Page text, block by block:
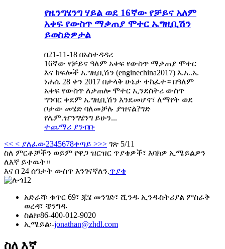
የዜንግሄንግ ሃይል ወደ 16ኛው የቻይና አለም
አቀፍ የውስጥ ማቃጠያ ሞተር ኤግዚቢሽን
ይወስድዎታል
በ21-11-18 በአስተዳዳሪ
16ኛው የቻይና ዓለም አቀፍ የውስጥ ማቃጠያ ሞተር
እና ክፍሎች ኤግዚቢሽን (enginechina2017) እ.ኤ.አ.
ነሐሴ 28 ቀን 2017 በታላቅ ሁኔታ ተከፈተ። በዓለም
አቀፍ የውስጥ ለቃጠሎ ሞተር ኢንደስትሪ ውስጥ
ግንባር ቀደም ኤግዚቢሽን እንደመሆኖ፣ ለማየት ወደ
ቦታው መሄድ ባለመቻሉ ያዝናል?ግድ
የሌም.ዠንግሄንግ ይሁን...
ተጨማሪ ያንብቡ
<< < ያለፈው2345678ቀጣይ >>> ገጽ 5/11
ስለ ምርቶቻችን ወይም የዋጋ ዝርዝር ጥያቄዎች፣ እባክዎ ኢሜይልዎን
ለእኛ ይተዉት።
እና በ 24 ሰዓታት ውስጥ እንገናኛለን.ጥያቄ
አድራሻ፡ ቁጥር 69፣ ጁሄ መንገድ፣ ሺንዱ ኢንዱስትሪያል ምስራቅ
ወረዳ፣ ቼንግዱ
ስልክ፡86-400-012-9020
ኢሜይል፡-jonathan@zhdl.com
ስለ እኛ